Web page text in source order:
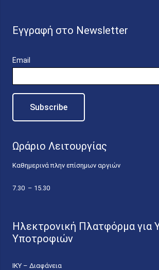
Εγγραφή στο Newsletter
Email
Ωράριο Λειτουργίας
Καθημερινά πλην επίσημων αργιών
7.30 – 15.30
Ηλεκτρονική Πλατφόρμα για
Υποτροφιών
ΙΚΥ – Διαφάνεια